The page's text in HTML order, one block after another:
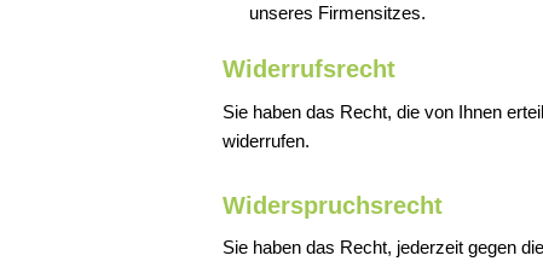
unseres Firmensitzes.
Widerrufsrecht
Sie haben das Recht, die von Ihnen
widerrufen.
Widerspruchsrecht
Sie haben das Recht, jederzeit gegen